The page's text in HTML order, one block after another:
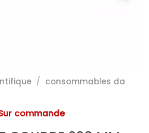
/ consommables da
commande